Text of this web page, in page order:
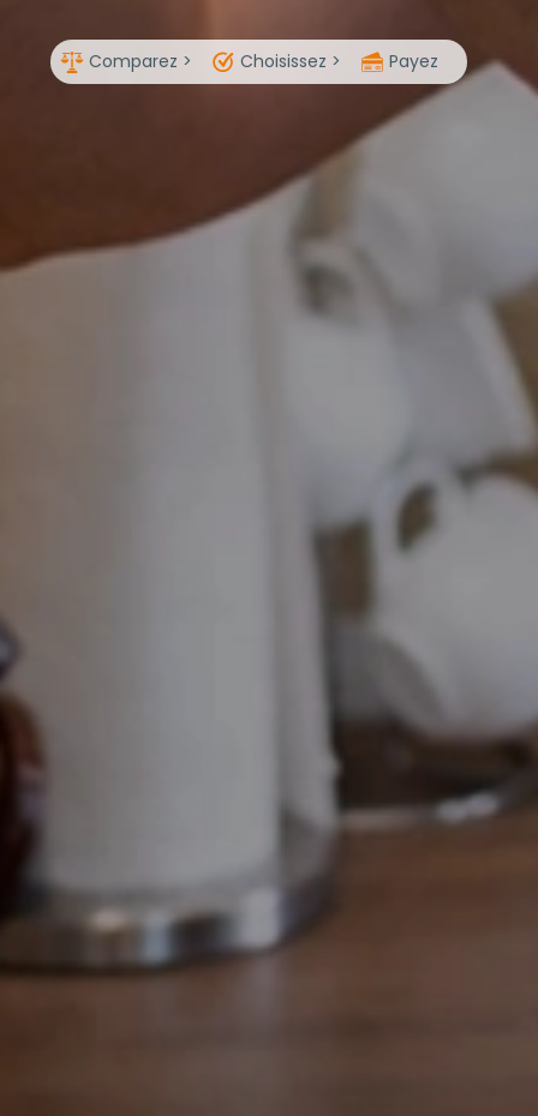
Comparez > Choisissez > Payez